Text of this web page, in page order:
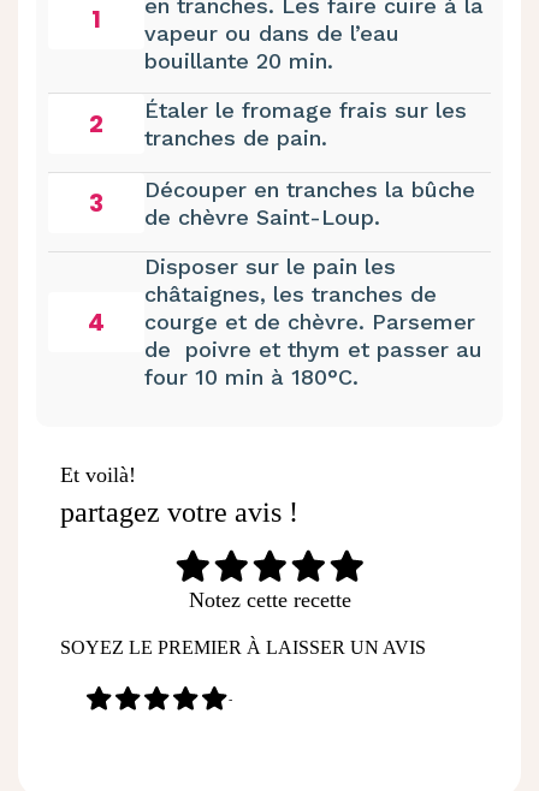
1
en tranches. Les faire cuire à la
vapeur ou dans de l’eau
bouillante 20 min.
2
Étaler le fromage frais sur les
tranches de pain.
3
Découper en tranches la bûche
de chèvre Saint-Loup.
4
Disposer sur le pain les
châtaignes, les tranches de
courge et de chèvre. Parsemer
de
poivre et thym et passer au
four 10 min à 180°C.
Et voilà!
partagez votre avis !
Notez cette recette
SOYEZ LE PREMIER À LAISSER UN AVIS
-